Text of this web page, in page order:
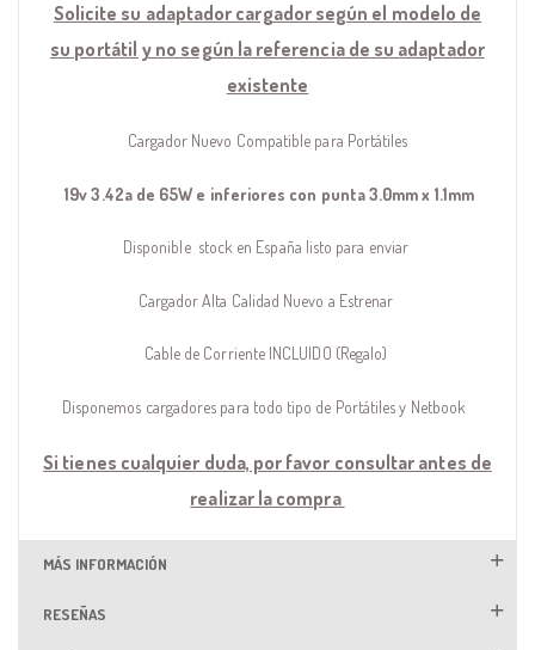
Solicite su adaptador cargador según el modelo de
su portátil y no según la referencia de su adaptador
existente
Cargador Nuevo Compatible para Portátiles
19v 3.42a de 65W e inferiores con punta 3.0mm x 1.1mm
Disponible stock en España listo para enviar
Cargador Alta Calidad Nuevo a Estrenar
Cable de Corriente INCLUIDO (Regalo)
Disponemos cargadores para todo tipo de Portátiles y Netbook
Si tienes cualquier duda, por favor consultar antes de
realizar la compra
MÁS INFORMACIÓN
RESEÑAS